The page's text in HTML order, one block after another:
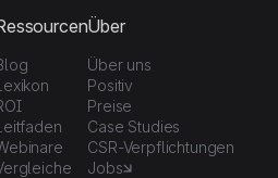
Über
Über uns
Positiv
Preise
Case Studies
CSR-Verpflichtungen
Jobs